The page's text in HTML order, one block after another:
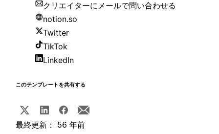
クリエイターにメールで問い合わせる
notion.so
Twitter
TikTok
LinkedIn
このテンプレートを共有する
最終更新： 56 年前